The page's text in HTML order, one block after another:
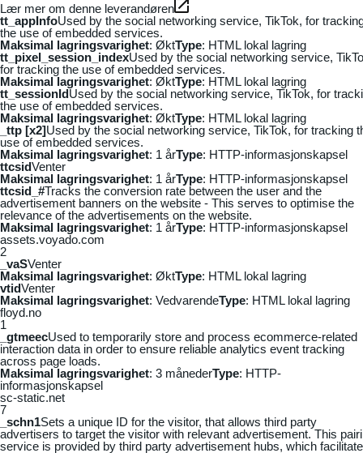
Lær mer om denne leverandøren
tt_appInfoUsed by the social networking service, TikTok, for
the use of embedded services.
Maksimal lagringsvarighet: ØktType: HTML lokal lagring
tt_pixel_session_indexUsed by the social networking service,
for tracking the use of embedded services.
Maksimal lagringsvarighet: ØktType: HTML lokal lagring
tt_sessionIdUsed by the social networking service, TikTok, for
the use of embedded services.
Maksimal lagringsvarighet: ØktType: HTML lokal lagring
_ttp [x2]Used by the social networking service, TikTok, for tracking
use of embedded services.
Maksimal lagringsvarighet: 1 årType: HTTP-informasjonskapsel
ttcsidVenter
Maksimal lagringsvarighet: 1 årType: HTTP-informasjonskapsel
ttcsid_#Tracks the conversion rate between the user and the
advertisement banners on the website - This serves to optimise the
relevance of the advertisements on the website.
Maksimal lagringsvarighet: 1 årType: HTTP-informasjonskapsel
assets.voyado.com
2
_vaSVenter
Maksimal lagringsvarighet: ØktType: HTML lokal lagring
vtidVenter
Maksimal lagringsvarighet: VedvarendeType: HTML lokal lagring
floyd.no
1
_gtmeecUsed to temporarily store and process ecommerce-related
interaction data in order to ensure reliable analytics event tracking
across page loads.
Maksimal lagringsvarighet: 3 månederType: HTTP-
informasjonskapsel
sc-static.net
7
_schn1Sets a unique ID for the visitor, that allows third party
advertisers to target the visitor with relevant advertisement. This
service is provided by third party advertisement hubs, which